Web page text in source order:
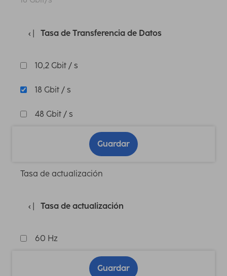
Tasa de Transferencia de Datos
10,2 Gbit / s
18 Gbit / s
48 Gbit / s
Guardar
Tasa de actualización
Tasa de actualización
60 Hz
Guardar